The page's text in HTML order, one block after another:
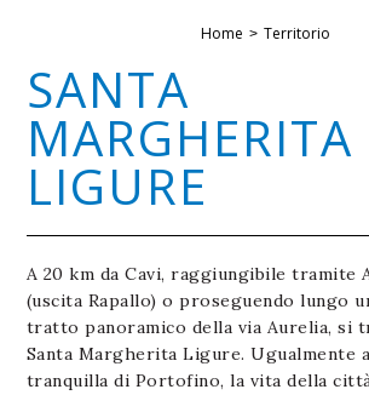
Home Territorio
SANTA
MARGHERITA
LIGURE
A 20 km da Cavi, raggiungibile tramite
(uscita Rapallo) o proseguendo lungo
tratto panoramico della via Aurelia, si
Santa Margherita Ligure. Ugualmente
tranquilla di Portofino, la vita della